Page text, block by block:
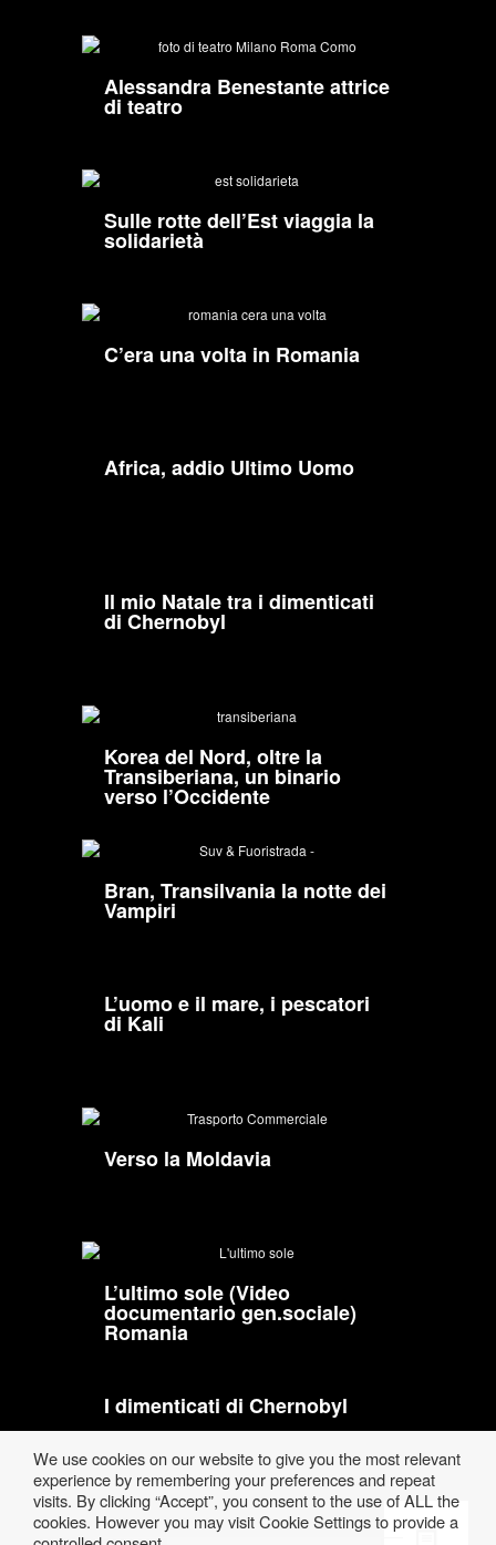
Alessandra Benestante attrice
di teatro
Sulle rotte dell’Est viaggia la
solidarietà
C’era una volta in Romania
Africa, addio Ultimo Uomo
Il mio Natale tra i dimenticati
di Chernobyl
Korea del Nord, oltre la
Transiberiana, un binario
verso l’Occidente
Bran, Transilvania la notte dei
Vampiri
L’uomo e il mare, i pescatori
di Kali
Verso la Moldavia
L’ultimo sole (Video
documentario gen.sociale)
Romania
I dimenticati di Chernobyl
We use cookies on our website to give you the most relevant
experience by remembering your preferences and repeat
visits. By clicking “Accept”, you consent to the use of ALL the
cookies. However you may visit Cookie Settings to provide a